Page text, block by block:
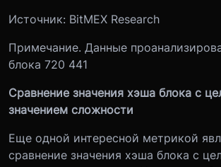
Источник: BitMEX Research
Примечание. Данные
блока 720 441
Сравнение значения хэша блока с
значением сложности
Еще одной интересной метрикой
сравнение значения хэша блока с